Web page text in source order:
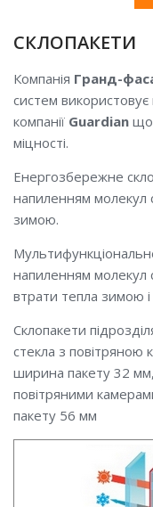
СКЛОПАКЕТИ
Компанія Гранд-
систем
компанії Guardianщо
міцності.
Енергозбережне скло
напиленням молекул
зимою.
напиленням молекул
втрати тепла зимою і
Склопакети
стекла з
ширина пакету 32
повітряними
пакету 56 мм